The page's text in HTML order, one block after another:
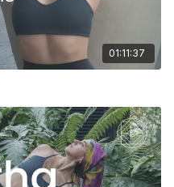
01:11:37